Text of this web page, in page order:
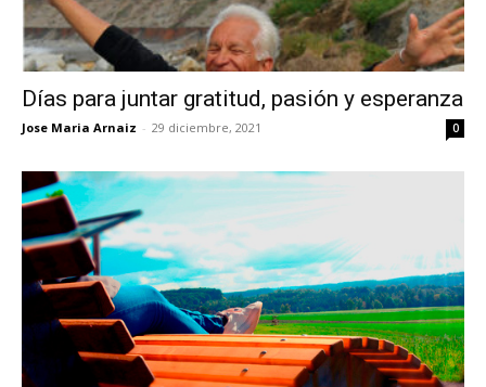
Días para juntar gratitud, pasión y esperanza
Jose Maria Arnaiz - 29 diciembre, 2021 0